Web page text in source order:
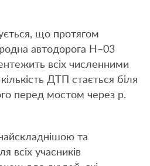
що протягом
автодорога Н–03
всіх численними
ДТП стається біля
перед мостом через р.
та
всіх учасників